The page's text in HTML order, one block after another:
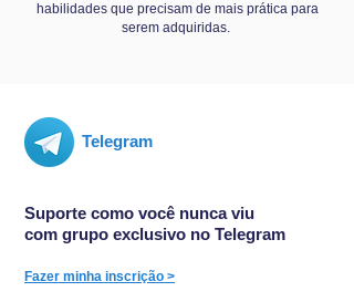
habilidades que precisam de mais prática para
serem adquiridas.
Telegram
Suporte como você nunca viu
com grupo exclusivo no Telegram
Fazer minha inscrição >